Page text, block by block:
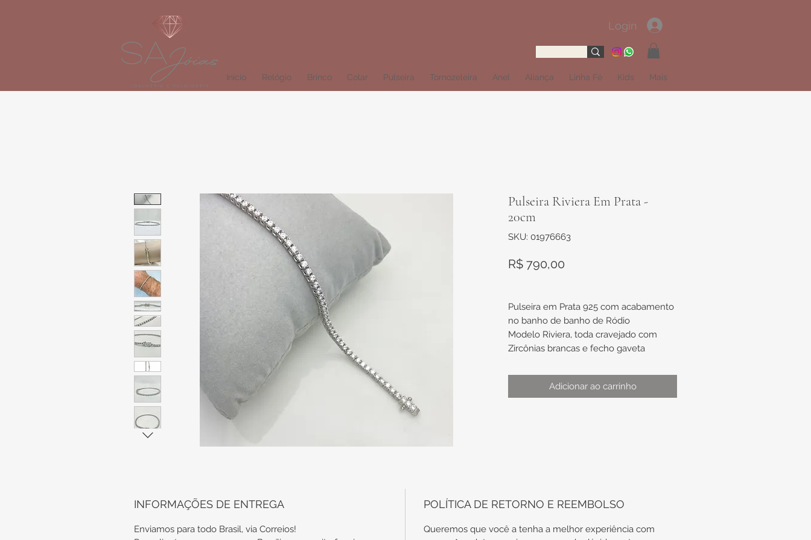
Login
Início Relógio Brinco Colar Pulseira Tornozeleira Anel Aliança Linha Fé Kids Mais
Pulseira Riviera Em Prata -
20cm
SKU: 01976663
R$ 790,00
Pulseira em Prata 925 com acabamento
no banho de banho de Ródio
Modelo Riviera, toda cravejado com
Zircônias brancas e fecho gaveta
Aproximadamente 20cm de
comprimento
garantia vitalícia da Prata.
Adicionar ao carrinho
INFORMAÇÕES DE ENTREGA
Enviamos para todo Brasil, via Correios!
POLÍTICA DE RETORNO E REEMBOLSO
Queremos que você a tenha a melhor experiência com